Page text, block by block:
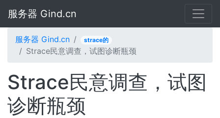
服务器 Gind.cn
服务器 Gind.cn strace的
Strace民意调查，试图诊断瓶颈
Strace民意调查，试图
诊断瓶颈